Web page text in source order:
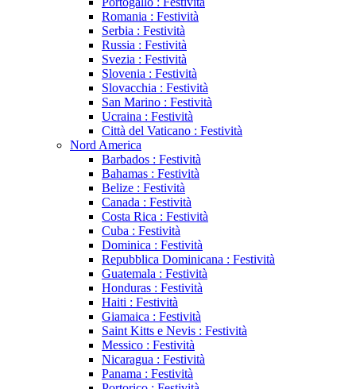
Romania : Festività
Serbia : Festività
Russia : Festività
Svezia : Festività
Slovenia : Festività
Slovacchia : Festività
San Marino : Festività
Ucraina : Festività
Città del Vaticano : Festività
Nord America
Barbados : Festività
Bahamas : Festività
Belize : Festività
Canada : Festività
Costa Rica : Festività
Cuba : Festività
Dominica : Festività
Repubblica Dominicana : Festività
Guatemala : Festività
Honduras : Festività
Haiti : Festività
Giamaica : Festività
Saint Kitts e Nevis : Festività
Messico : Festività
Nicaragua : Festività
Panama : Festività